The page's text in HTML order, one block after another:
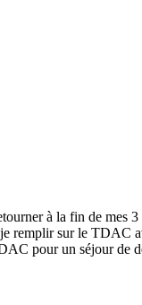
à la fin de mes
remplir sur le
pour un séjour